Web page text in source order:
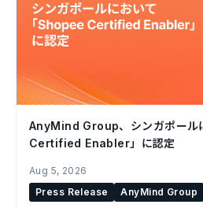
AnyMind Group、シンガポール
Certified Enabler」に認定
Aug 5, 2026
Press Release
AnyMind Group